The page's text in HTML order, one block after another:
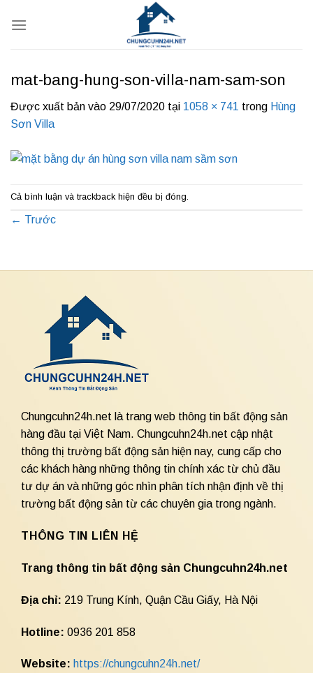
qua
mat-bang-hung-son-villa-nam-sam-son
Được xuất bản vào 29/07/2020 tại 1058 × 741 trong Hùng
Sơn Villa
Cả bình luận và trackback hiện đều bị đóng.
← Trước
Chungcuhn24h.net là trang web thông tin bất động sản
hàng đầu tại Việt Nam. Chungcuhn24h.net cập nhật
thông thị trường bất động sản hiện nay, cung cấp cho
các khách hàng những thông tin chính xác từ chủ đầu
tư dự án và những góc nhìn phân tích nhận định về thị
trường bất động sản từ các chuyên gia trong ngành.
THÔNG TIN LIÊN HỆ
Trang thông tin bất động sản Chungcuhn24h.net
Địa chỉ: 219 Trung Kính, Quận Cầu Giấy, Hà Nội
Hotline: 0936 201 858
Website: https://chungcuhn24h.net/